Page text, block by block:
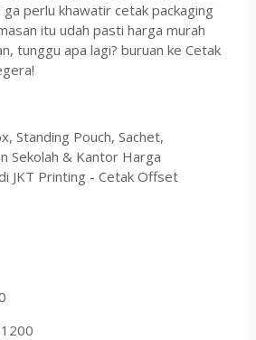
perlu khawatir cetak packaging
itu udah pasti harga murah
tunggu apa lagi? buruan ke Cetak
Standing Pouch, Sachet,
Sekolah & Kantor Harga
JKT Printing - Cetak Offset